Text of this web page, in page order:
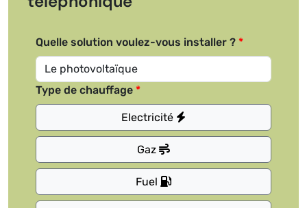
Quelle solution voulez-vous installer ?
Type de chauffage
Electricité
Gaz
Fuel